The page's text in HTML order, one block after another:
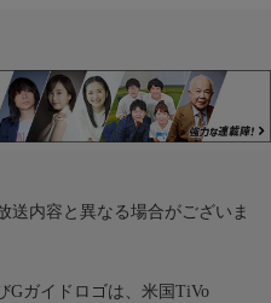
送内容と異なる場合がございま
Gガイドロゴは、米国TiVo